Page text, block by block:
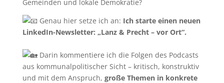
Gemeinden und lokale Demokratie?
Genau hier setze ich an: Ich starte einen neuen
LinkedIn-Newsletter: „Lanz & Precht – vor Ort“.
Darin kommentiere ich die Folgen des Podcasts
aus kommunalpolitischer Sicht – kritisch, konstruktiv
und mit dem Anspruch, große Themen in konkrete